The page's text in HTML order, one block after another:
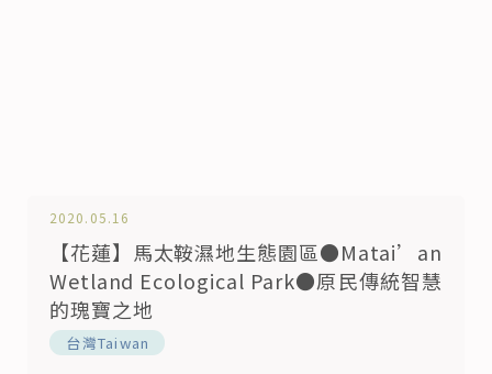
2020.05.16
【花蓮】馬太鞍濕地生態園區●Matai’an
Wetland Ecological Park●原民傳統智慧
的瑰寶之地
️台灣Taiwan